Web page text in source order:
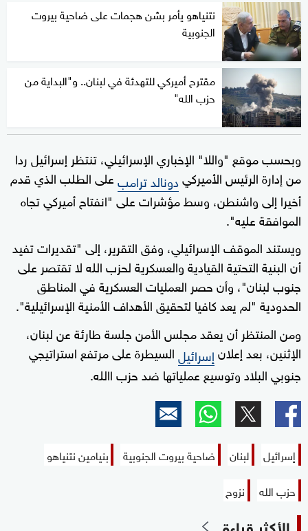
نتنياهو يأمر بشن هجمات على ضاحية بيروت
الجنوبية
مقترح أميركي للتهدئة في لبنان.. و"البداية من
حزب الله"
وبحسب موقع "واللا" الإخباري الإسرائيلي، تنتظر إسرائيل ردا
من إدارة الرئيس الأميركيدونالد ترامبعلى الطلب الذي قدم
أخيرا إلى واشنطن، وسط مؤشرات على "انفتاح أميركي تجاه
الموافقة عليه".
ويستند الموقف الإسرائيلي، وفق التقرير، إلى "تقديرات تفيد
أن البنية التحتية القيادية والعسكرية لحزب الله لا تقتصر على
جنوب لبنان"، وأن حصر العمليات العسكرية في المناطق
الحدودية "لم يعد كافيا لتحقيق الأهداف الأمنية الإسرائيلية".
ومن المنتظر أن يعقد مجلس الأمن جلسة طارئة عن لبنان،
الإثنين، بعد إعلانإسرائيلالسيطرة على مرتفع استراتيجي
جنوبي البلاد وتوسيع عملياتها ضد حزب االله.
إسرائيل لبنان ضاحية بيروت الجنوبية
بنيامين نتنياهو
حزب الله
نزوح